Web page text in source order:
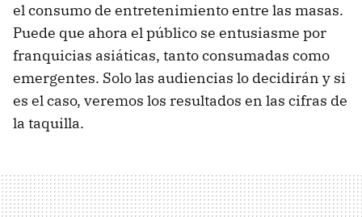
el consumo de entretenimiento entre las masas.
Puede que ahora el público se entusiasme por
franquicias asiáticas, tanto consumadas como
emergentes. Solo las audiencias lo decidirán y si
es el caso, veremos los resultados en las cifras de
la taquilla.